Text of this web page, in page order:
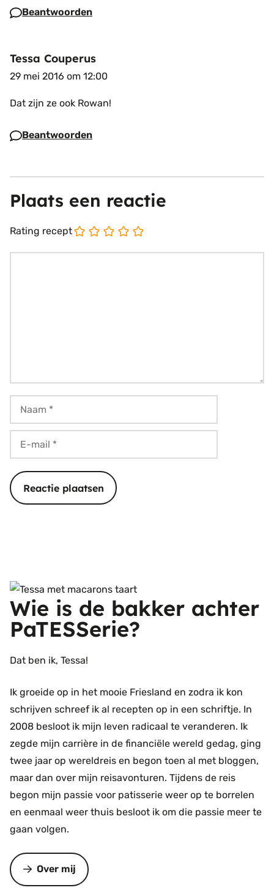
Beantwoorden
Tessa Couperus
29 mei 2016 om 12:00
Dat zijn ze ook Rowan!
Beantwoorden
Plaats een reactie
Rating recept
mail
Wie is de bakker achter
PaTESSerie?
Dat ben ik, Tessa!
Ik groeide op in het mooie Friesland en zodra ik kon
schrijven schreef ik al recepten op in een schriftje. In
2008 besloot ik mijn leven radicaal te veranderen. Ik
zegde mijn carrière in de financiële wereld gedag, ging
twee jaar op wereldreis en begon toen al met bloggen,
maar dan over mijn reisavonturen. Tijdens de reis
begon mijn passie voor patisserie weer op te borrelen
en eenmaal weer thuis besloot ik om die passie meer te
gaan volgen.
Over mij